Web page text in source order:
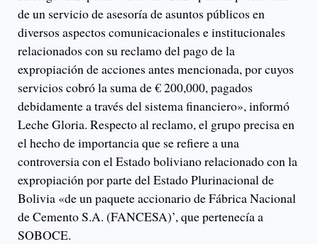
de un servicio de asesoría de asuntos públicos en
diversos aspectos comunicacionales e institucionales
relacionados con su reclamo del pago de la
expropiación de acciones antes mencionada, por cuyos
servicios cobró la suma de € 200,000, pagados
debidamente a través del sistema financiero», informó
Leche Gloria. Respecto al reclamo, el grupo precisa en
el hecho de importancia que se refiere a una
controversia con el Estado boliviano relacionado con la
expropiación por parte del Estado Plurinacional de
Bolivia «de un paquete accionario de Fábrica Nacional
de Cemento S.A. (FANCESA)’, que pertenecía a
SOBOCE.